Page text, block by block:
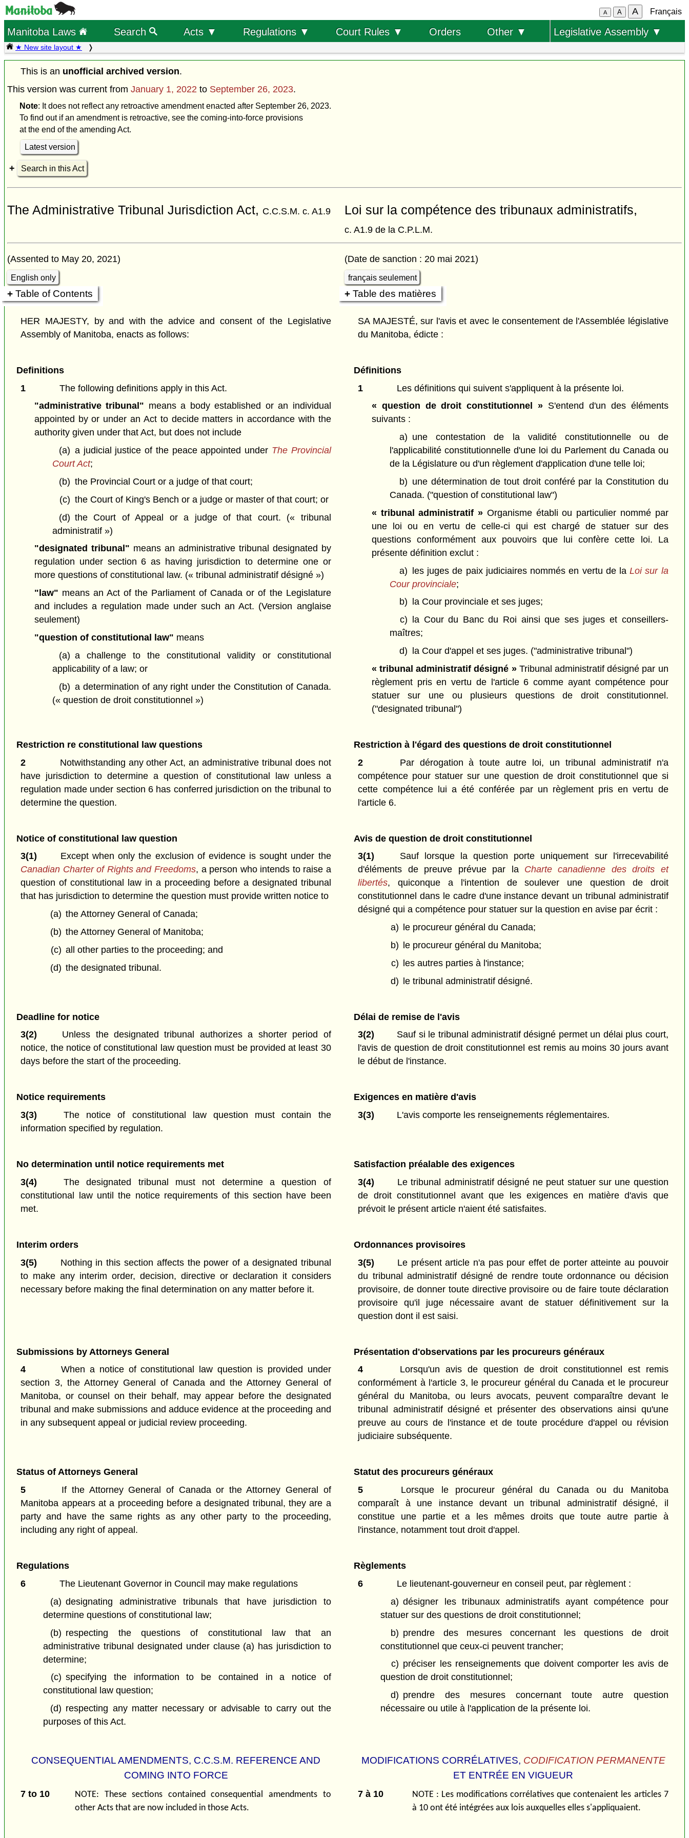
A A A Français
Manitoba Laws Search Acts ▼ Regulations ▼ Court Rules ▼ Orders Other ▼ Legislative Assembly ▼
★ New site layout ★
This is an unofficial archived version.
This version was current from January 1, 2022 to September 26, 2023.
Note: It does not reflect any retroactive amendment enacted after September 26, 2023.
To find out if an amendment is retroactive, see the coming-into-force provisions
at the end of the amending Act.
Latest version
Search in this Act
The Administrative Tribunal Jurisdiction Act, C.C.S.M. c. A1.9 Loi sur la compétence des tribunaux administratifs,
c. A1.9 de la C.P.L.M.
(Assented to May 20, 2021) (Date de sanction : 20 mai 2021)
English only français seulement
Table of Contents Table des matières
HER MAJESTY, by and with the advice and consent of the Legislative
Assembly of Manitoba, enacts as follows:
SA MAJESTÉ, sur l'avis et avec le consentement de l'Assemblée législative
du Manitoba, édicte :
Definitions
1
The following definitions apply in this Act.
"administrative tribunal" means a body established or an individual
appointed by or under an Act to decide matters in accordance with the
authority given under that Act, but does not include
(a) a judicial justice of the peace appointed under The Provincial
Court Act;
(b) the Provincial Court or a judge of that court;
(c) the Court of King's Bench or a judge or master of that court; or
(d) the Court of Appeal or a judge of that court. (« tribunal
administratif »)
"designated tribunal" means an administrative tribunal designated by
regulation under section 6 as having jurisdiction to determine one or
more questions of constitutional law. (« tribunal administratif désigné »)
"law" means an Act of the Parliament of Canada or of the Legislature
and includes a regulation made under such an Act. (Version anglaise
seulement)
"question of constitutional law" means
(a) a challenge to the constitutional validity or constitutional
applicability of a law; or
(b) a determination of any right under the Constitution of Canada.
(« question de droit constitutionnel »)
Définitions
1
Les définitions qui suivent s'appliquent à la présente loi.
« question de droit constitutionnel » S'entend d'un des éléments
suivants :
a) une contestation de la validité constitutionnelle ou de
l'applicabilité constitutionnelle d'une loi du Parlement du Canada ou
de la Législature ou d'un règlement d'application d'une telle loi;
b) une détermination de tout droit conféré par la Constitution du
Canada. ("question of constitutional law")
« tribunal administratif » Organisme établi ou particulier nommé par
une loi ou en vertu de celle-ci qui est chargé de statuer sur des
questions conformément aux pouvoirs que lui confère cette loi. La
présente définition exclut :
a) les juges de paix judiciaires nommés en vertu de laLoi sur la
Cour provinciale;
b)
la Cour provinciale et ses juges;
c)
la Cour du Banc du Roi ainsi que ses juges et conseillers-
maîtres;
d)
la Cour d'appel et ses juges. ("administrative tribunal")
« tribunal administratif désigné » Tribunal administratif désigné par un
règlement pris en vertu de l'article 6 comme ayant compétence pour
statuer sur une ou plusieurs questions de droit constitutionnel.
("designated tribunal")
Restriction re constitutional law questions
2
Notwithstanding any other Act, an administrative tribunal does not
have jurisdiction to determine a question of constitutional law unless a
regulation made under section 6 has conferred jurisdiction on the tribunal to
determine the question.
Restriction à l'égard des questions de droit constitutionnel
2
Par dérogation à toute autre loi, un tribunal administratif n'a
compétence pour statuer sur une question de droit constitutionnel que si
cette compétence lui a été conférée par un règlement pris en vertu de
l'article 6.
Notice of constitutional law question
3(1)
Except when only the exclusion of evidence is sought under the
Canadian Charter of Rights and Freedoms, a person who intends to raise a
question of constitutional law in a proceeding before a designated tribunal
that has jurisdiction to determine the question must provide written notice to
(a) the Attorney General of Canada;
(b) the Attorney General of Manitoba;
(c) all other parties to the proceeding; and
(d) the designated tribunal.
Avis de question de droit constitutionnel
3(1)
Sauf lorsque la question porte uniquement sur l'irrecevabilité
d'éléments de preuve prévue par la Charte canadienne des droits et
libertés, quiconque a l'intention de soulever une question de droit
constitutionnel dans le cadre d'une instance devant un tribunal administratif
désigné qui a compétence pour statuer sur la question en avise par écrit :
a)
le procureur général du Canada;
b) le procureur général du Manitoba;
c) les autres parties à l'instance;
d) le tribunal administratif désigné.
Deadline for notice
3(2)
Unless the designated tribunal authorizes a shorter period of
notice, the notice of constitutional law question must be provided at least 30
days before the start of the proceeding.
Délai de remise de l'avis
3(2)
Sauf si le tribunal administratif désigné permet un délai plus court,
l'avis de question de droit constitutionnel est remis au moins 30 jours avant
le début de l'instance.
Notice requirements
3(3)
The notice of constitutional law question must contain the
information specified by regulation.
Exigences en matière d'avis
3(3)
L'avis comporte les renseignements réglementaires.
No determination until notice requirements met
3(4)
The designated tribunal must not determine a question of
constitutional law until the notice requirements of this section have been
met.
Satisfaction préalable des exigences
3(4)
Le tribunal administratif désigné ne peut statuer sur une question
de droit constitutionnel avant que les exigences en matière d'avis que
prévoit le présent article n'aient été satisfaites.
Interim orders
3(5)
Nothing in this section affects the power of a designated tribunal
to make any interim order, decision, directive or declaration it considers
necessary before making the final determination on any matter before it.
Ordonnances provisoires
3(5)
Le présent article n'a pas pour effet de porter atteinte au pouvoir
du tribunal administratif désigné de rendre toute ordonnance ou décision
provisoire, de donner toute directive provisoire ou de faire toute déclaration
provisoire qu'il juge nécessaire avant de statuer définitivement sur la
question dont il est saisi.
Submissions by Attorneys General
4
When a notice of constitutional law question is provided under
section 3, the Attorney General of Canada and the Attorney General of
Manitoba, or counsel on their behalf, may appear before the designated
tribunal and make submissions and adduce evidence at the proceeding and
in any subsequent appeal or judicial review proceeding.
Présentation d'observations par les procureurs généraux
4
Lorsqu'un avis de question de droit constitutionnel est remis
conformément à l'article 3, le procureur général du Canada et le procureur
général du Manitoba, ou leurs avocats, peuvent comparaître devant le
tribunal administratif désigné et présenter des observations ainsi qu'une
preuve au cours de l'instance et de toute procédure d'appel ou révision
judiciaire subséquente.
Status of Attorneys General
5
If the Attorney General of Canada or the Attorney General of
Manitoba appears at a proceeding before a designated tribunal, they are a
party and have the same rights as any other party to the proceeding,
including any right of appeal.
Statut des procureurs généraux
5
Lorsque le procureur général du Canada ou du Manitoba
comparaît à une instance devant un tribunal administratif désigné, il
constitue une partie et a les mêmes droits que toute autre partie à
l'instance, notamment tout droit d'appel.
Regulations
6
The Lieutenant Governor in Council may make regulations
(a) designating administrative tribunals that have jurisdiction to
determine questions of constitutional law;
(b) respecting the questions of constitutional law that an
administrative tribunal designated under clause (a) has jurisdiction to
determine;
(c) specifying the information to be contained in a notice of
constitutional law question;
(d) respecting any matter necessary or advisable to carry out the
purposes of this Act.
Règlements
6
Le lieutenant-gouverneur en conseil peut, par règlement :
a) désigner les tribunaux administratifs ayant compétence pour
statuer sur des questions de droit constitutionnel;
b) prendre des mesures concernant les questions de droit
constitutionnel que ceux-ci peuvent trancher;
c) préciser les renseignements que doivent comporter les avis de
question de droit constitutionnel;
d) prendre des mesures concernant toute autre question
nécessaire ou utile à l'application de la présente loi.
CONSEQUENTIAL AMENDMENTS, C.C.S.M. REFERENCE AND
COMING INTO FORCE
MODIFICATIONS CORRÉLATIVES, CODIFICATION PERMANENTE
ET ENTRÉE EN VIGUEUR
7 to 10
NOTE: These sections contained consequential amendments to
other Acts that are now included in those Acts.
7 à 10
NOTE : Les modifications corrélatives que contenaient les articles 7
à 10 ont été intégrées aux lois auxquelles elles s'appliquaient.